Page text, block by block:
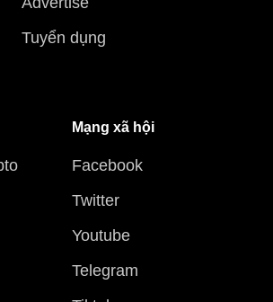
Tuyển dụng
Mạng xã hội
Facebook
Twitter
Youtube
Telegram